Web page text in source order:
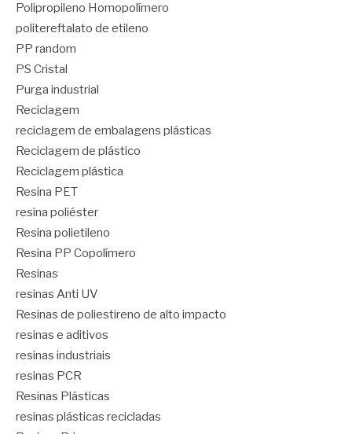
Polipropileno Homopolímero
politereftalato de etileno
PP random
PS Cristal
Purga industrial
Reciclagem
reciclagem de embalagens plásticas
Reciclagem de plástico
Reciclagem plástica
Resina PET
resina poliéster
Resina polietileno
Resina PP Copolímero
Resinas
resinas Anti UV
Resinas de poliestireno de alto impacto
resinas e aditivos
resinas industriais
resinas PCR
Resinas Plásticas
resinas plásticas recicladas